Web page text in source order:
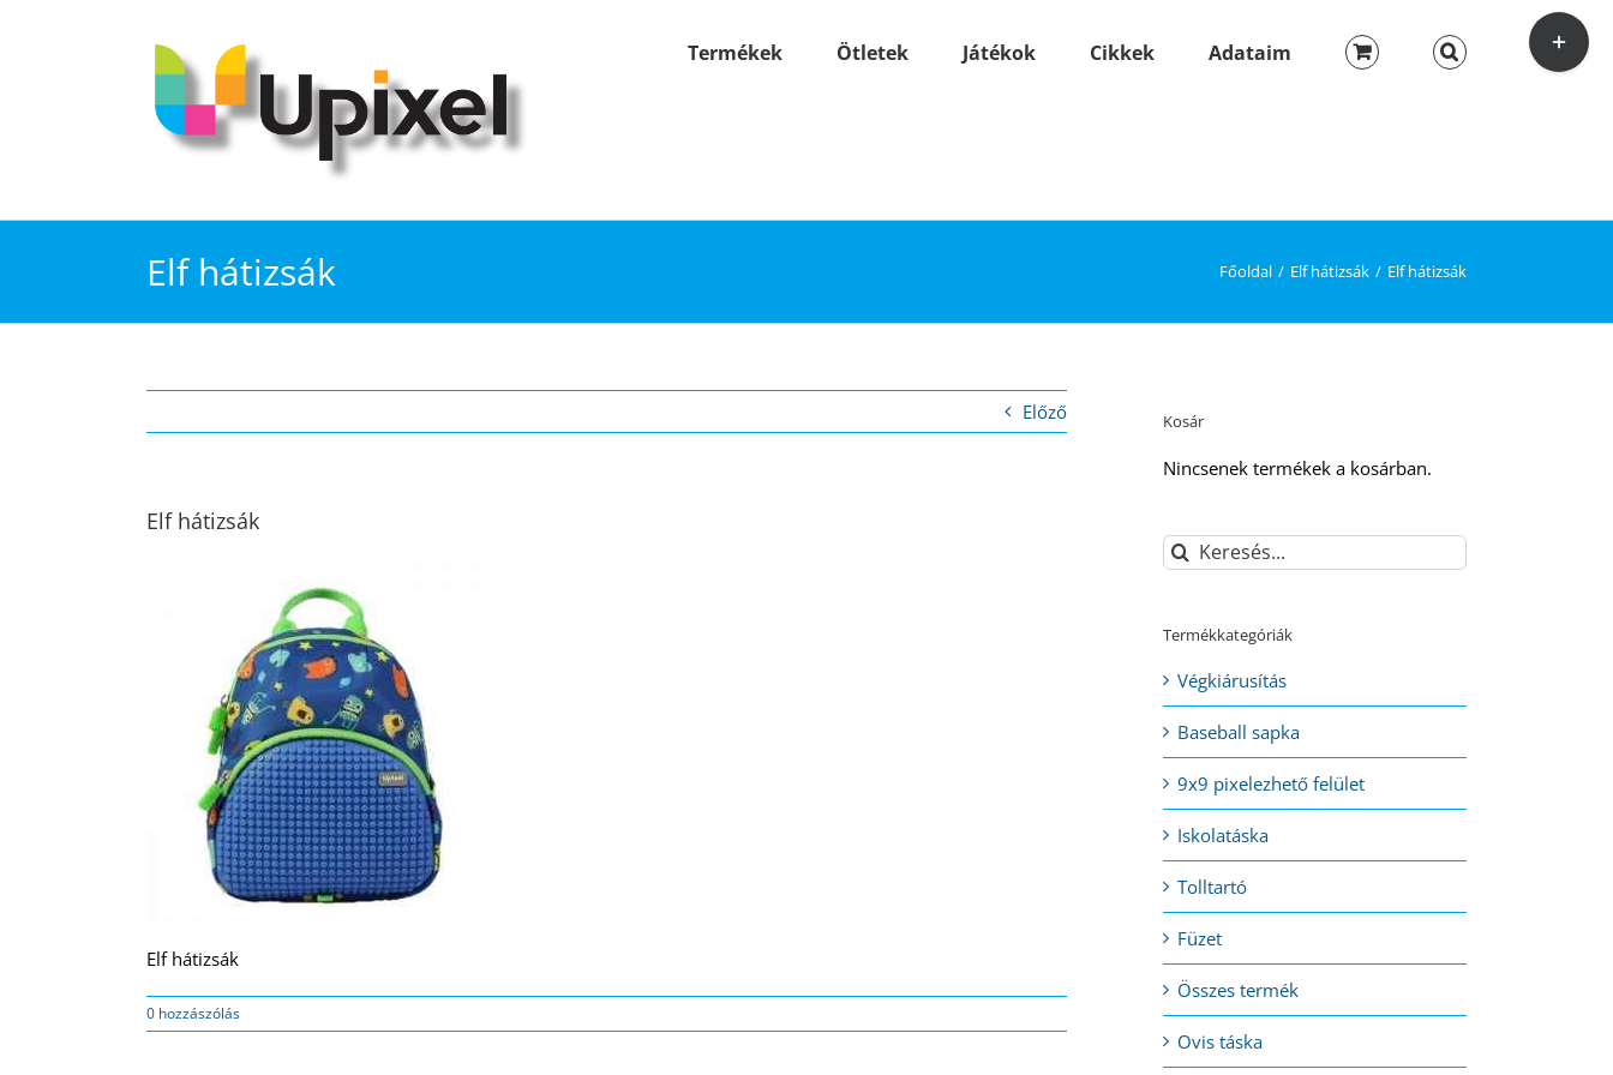
Termékek Ötletek Játékok Cikkek Adataim
Elf hátizsák Főoldal Elf hátizsák Elf hátizsák
Előző
Elf hátizsák
Elf hátizsák
0 hozzászólás
Kosár
Nincsenek termékek a kosárban.
Keresés...
Termékkategóriák
Végkiárusítás
Baseball sapka
9x9 pixelezhető felület
Iskolatáska
Tolltartó
Füzet
Összes termék
Ovis táska
Toggle
Sliding
Bar